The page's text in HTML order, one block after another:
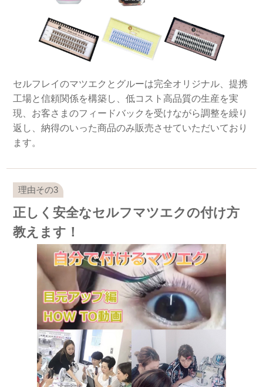
セルフレイのマツエクとグルーは完全オリジナル、提携
工場と信頼関係を構築し、低コスト高品質の生産を実
現、お客さまのフィードバックを受けながら調整を繰り
返し、納得のいった商品のみ販売させていただいており
ます。
正しく安全なセルフマツエクの付け方
教えます！